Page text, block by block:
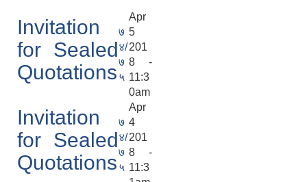
Invitation
for Sealed
Quotations
७
४/
७
५
Apr
5
201
8 -
11:3
0am
Invitation
for Sealed
Quotations
७
४/
७
५
Apr
4
201
8 -
11:3